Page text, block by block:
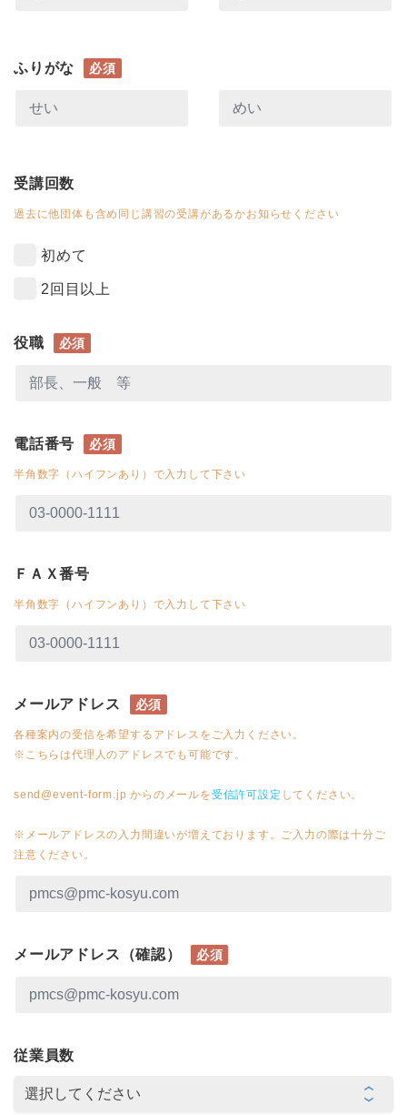
ふりがな 必須
受講回数
過去に他団体も含め同じ講習の受講があるかお知らせください
初めて
2回目以上
役職 必須
電話番号 必須
半角数字（ハイフンあり）で入力して下さい
ＦＡＸ番号
半角数字（ハイフンあり）で入力して下さい
メールアドレス 必須
各種案内の受信を希望するアドレスをご入力ください。
※こちらは代理人のアドレスでも可能です。
send@event-form.jp からのメールを受信許可設定 してください。
※メールアドレスの入力間違いが増えております。ご入力の際は十分ご
注意ください。
メールアドレス（確認） 必須
従業員数